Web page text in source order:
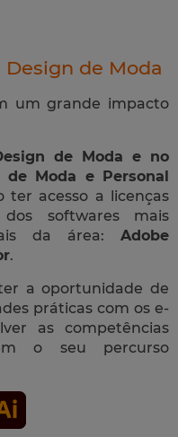
de Moda
um grande impacto
de Moda e no
de Moda e Personal
ter acesso a licenças
softwares mais
da área: Adobe
.
a oportunidade de
práticas com os e-
as competências
o seu percurso